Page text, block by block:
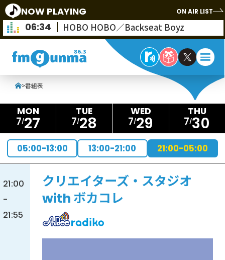
NOW PLAYING ON AIR LIST
06:34 HOBO HOBO／Backseat Boyz
>番組表
7 27 7 28 7 29 7 30
05:00-13:00 13:00-21:00 21:00-05:00
21:00
-
21:55
クリエイターズ・スタジオ
with ボカコレ